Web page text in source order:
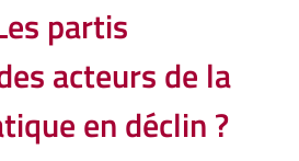
partis
acteurs de la
en déclin ?